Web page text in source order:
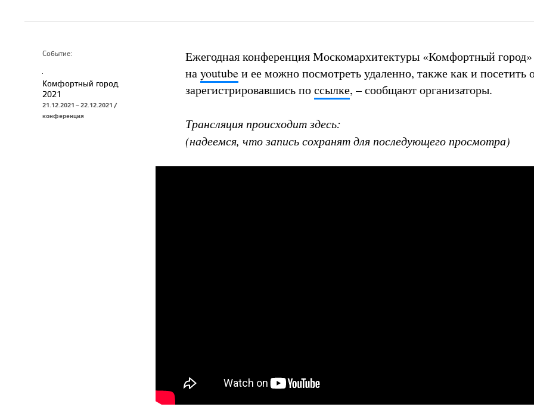
Событие:
Комфортный город
2021
21.12.2021 – 22.12.2021 /
конференция
Ежегодная конференция Москомархитектуры «Комфортный город»
наyoutubeи ее можно посмотреть удаленно, также как и посетить
зарегистрировавшись поссылке, – сообщают организаторы.
Трансляция происходит здесь:
(надеемся, что запись сохранят для последующего просмотра)